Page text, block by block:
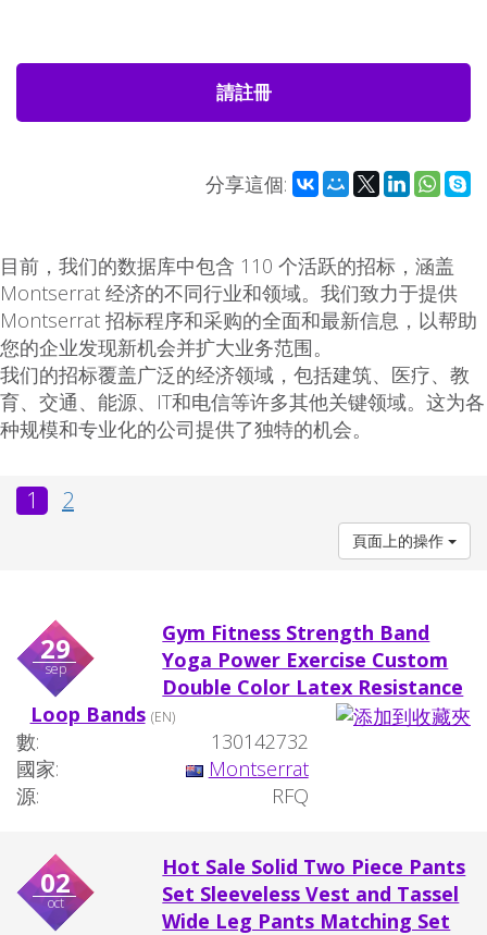
請註冊
分享這個:
目前，我们的数据库中包含 110 个活跃的招标，涵盖
Montserrat 经济的不同行业和领域。我们致力于提供
Montserrat 招标程序和采购的全面和最新信息，以帮助
您的企业发现新机会并扩大业务范围。
我们的招标覆盖广泛的经济领域，包括建筑、医疗、教
育、交通、能源、IT和电信等许多其他关键领域。这为各
种规模和专业化的公司提供了独特的机会。
1 2
頁面上的操作
29
sep
Gym Fitness Strength Band
Yoga Power Exercise Custom
Double Color Latex Resistance
Loop Bands (EN)
數:
130142732
國家:
Montserrat
源:
RFQ
02
oct
Hot Sale Solid Two Piece Pants
Set Sleeveless Vest and Tassel
Wide Leg Pants Matching Set